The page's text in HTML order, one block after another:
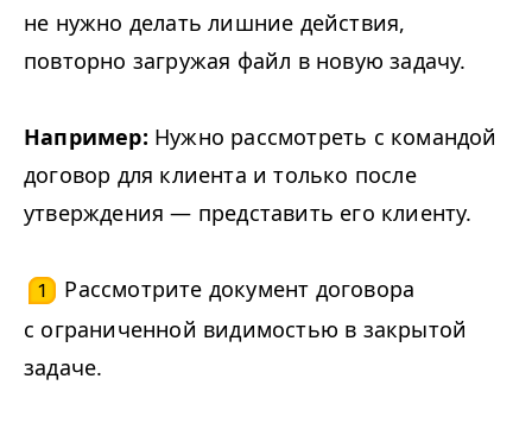
не нужно делать лишние действия,
повторно загружая файл в новую задачу.
Например: Нужно рассмотреть с командой
договор для клиента и только после
утверждения — представить его клиенту.
1
Рассмотрите документ договора
с ограниченной видимостью в закрытой
задаче.